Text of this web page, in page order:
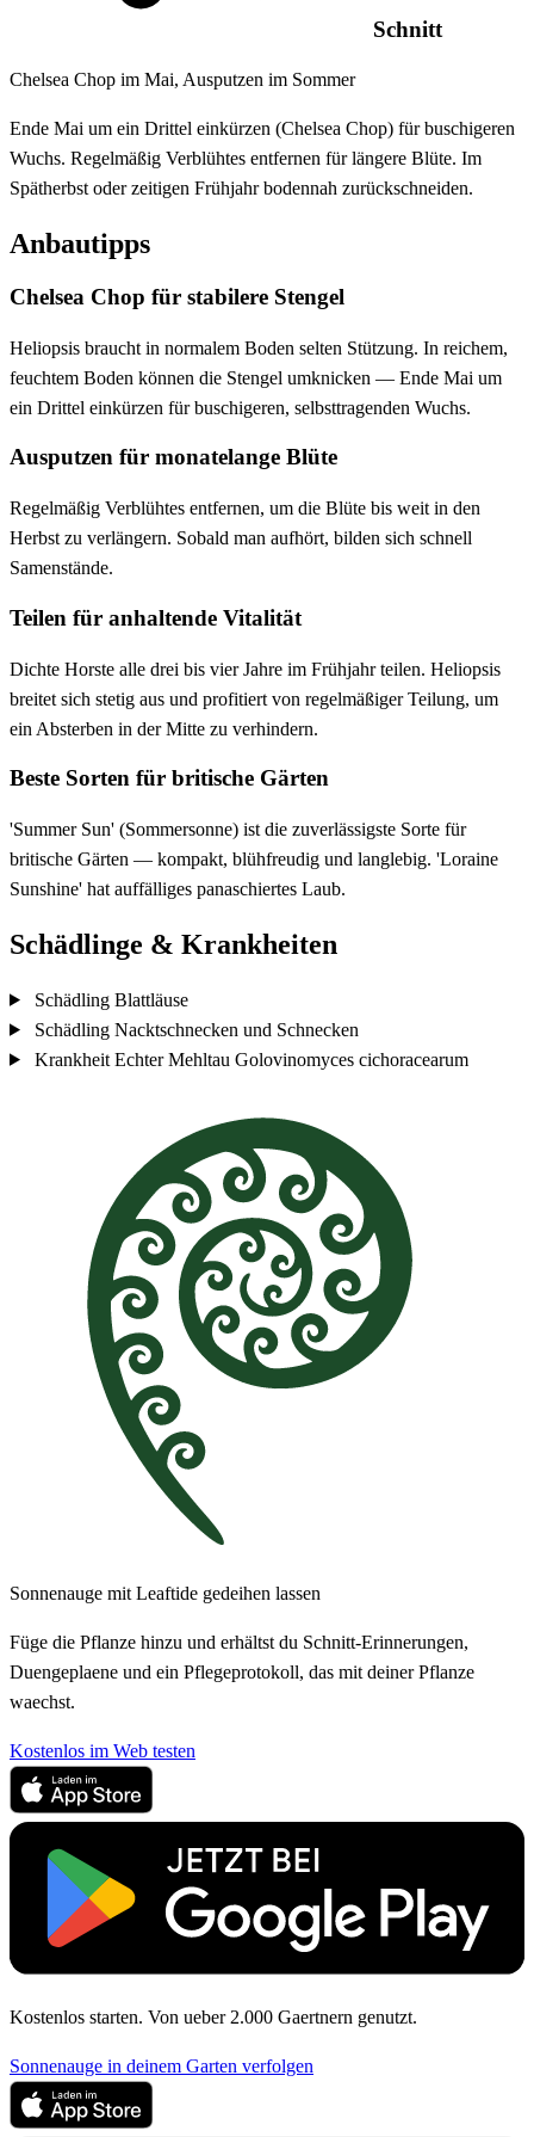
Schnitt
Chelsea Chop im Mai, Ausputzen im Sommer
Ende Mai um ein Drittel einkürzen (Chelsea Chop) für buschigeren
Wuchs. Regelmäßig Verblühtes entfernen für längere Blüte. Im
Spätherbst oder zeitigen Frühjahr bodennah zurückschneiden.
Anbautipps
Chelsea Chop für stabilere Stengel
Heliopsis braucht in normalem Boden selten Stützung. In reichem,
feuchtem Boden können die Stengel umknicken — Ende Mai um
ein Drittel einkürzen für buschigeren, selbsttragenden Wuchs.
Ausputzen für monatelange Blüte
Regelmäßig Verblühtes entfernen, um die Blüte bis weit in den
Herbst zu verlängern. Sobald man aufhört, bilden sich schnell
Samenstände.
Teilen für anhaltende Vitalität
Dichte Horste alle drei bis vier Jahre im Frühjahr teilen. Heliopsis
breitet sich stetig aus und profitiert von regelmäßiger Teilung, um
ein Absterben in der Mitte zu verhindern.
Beste Sorten für britische Gärten
'Summer Sun' (Sommersonne) ist die zuverlässigste Sorte für
britische Gärten — kompakt, blühfreudig und langlebig. 'Loraine
Sunshine' hat auffälliges panaschiertes Laub.
Schädlinge & Krankheiten
Schädling Blattläuse
Schädling Nacktschnecken und Schnecken
Krankheit Echter Mehltau Golovinomyces cichoracearum
Sonnenauge mit Leaftide gedeihen lassen
Füge die Pflanze hinzu und erhältst du Schnitt-Erinnerungen,
Duengeplaene und ein Pflegeprotokoll, das mit deiner Pflanze
waechst.
Kostenlos im Web testen
Kostenlos starten. Von ueber 2.000 Gaertnern genutzt.
Sonnenauge in deinem Garten verfolgen